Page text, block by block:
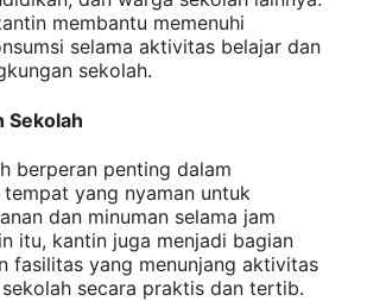
membantu memenuhi
selama aktivitas belajar dan
sekolah.
Sekolah
berperan penting dalam
yang nyaman untuk
dan minuman selama jam
itu, kantin juga menjadi bagian
fasilitas yang menunjang aktivitas
secara praktis dan tertib.